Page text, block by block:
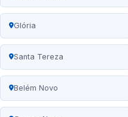
Glória
Santa Tereza
Belém Novo